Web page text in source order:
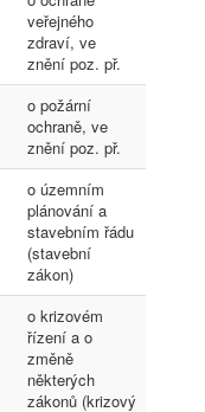
veřejného
zdraví, ve
znění poz. př.
o požární
ochraně, ve
znění poz. př.
o územním
plánování a
stavebním řádu
(stavební
zákon)
o krizovém
řízení a o
změně
některých
zákonů (krizový